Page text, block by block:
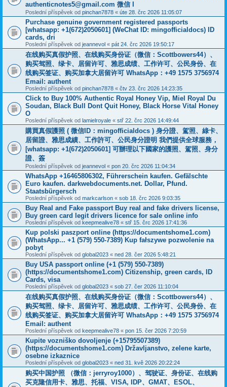
authenticnotes5@gmail.com 微信 I
Poslední příspěvek od pinchan7878 « úte 28. črc 2026 11:05:07
Purchase genuine government registered passports
[whatsapp: +1(672)2050601] (WeChat ID: mingofficialdocs) ID
cards, dri
Poslední příspěvek od jeannevol « pát 24. črc 2026 19:50:17
在线购买真假护照、在线购买身份证（微信：Scottbowers44）、
购买驾照、绿卡、居留许可、雅思成绩、工作许可、公民身份、在
线购买签证、购买加拿大居留许可 WhatsApp：+49 1575 3756974
Email: authent
Poslední příspěvek od pinchan7878 « čtv 23. črc 2026 14:23:35
Click to Buy 100% Authentic Royal Honey Vip, Miel Royal Du
Soudan, Black Bull Dont Quit Honey, Black Horse Vital Honey
O
Poslední příspěvek od lamielroyale « stř 22. črc 2026 14:49:44
購買真假護照 ( 微信ID：mingofficialdocs ) 身分證、駕照、綠卡、
居留證、雅思成績、工作許可、公民身分證明 我們提供全球服務，
[whatsapp: +1(672)2050601] 可辦理以下國家的護照、駕照、身分
證、簽
Poslední příspěvek od jeannevol « pon 20. črc 2026 11:04:34
WhatsApp +16465806302, Führerschein kaufen. Gefälschte
Euro kaufen. darkwebdocuments.net. Dollar, Pfund.
Staatsbürgersch
Poslední příspěvek od markcarlson « sob 18. črc 2026 9:03:35
Buy Real and Fake passport Buy real and fake drivers license,
Buy green card legit drivers licence for sale online info
Poslední příspěvek od keepmealive78 « stř 15. črc 2026 17:41:36
Kup polski paszport online (https://documentshome1.com)
(WhatsApp... +1 (579) 550-7389) Kup fałszywe pozwolenie na
pobyt
Poslední příspěvek od global2023 « ned 28. čer 2026 5:48:21
Buy USA passport online (+1 (579) 550-7389)
(https://documentshome1.com) Citizenship, green cards, ID
Cards, visa
Poslední příspěvek od global2023 « sob 27. čer 2026 11:10:04
在线购买真假护照、在线购买身份证（微信：Scottbowers44）、
购买驾照、绿卡、居留许可、雅思成绩、工作许可、公民身份、在
线购买签证、购买加拿大居留许可 WhatsApp：+49 1575 3756974
Email: authent
Poslední příspěvek od keepmealive78 « pon 15. čer 2026 7:20:59
Kupite vozniško dovoljenje (+15795507389)
(https://documentshome1.com) Državljanstvo, zelene karte,
osebne izkaznice
Poslední příspěvek od global2023 « ned 31. kvě 2026 20:22:24
购买中国护照 （微信：jerryroy1000）、驾驶证、身份证、在线购
买克隆信用卡、雅思、托福、VISA, IDP、GMAT、ESOL、